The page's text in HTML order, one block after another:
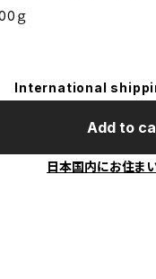
ｇ
International
Add to
日本国内にお住ま